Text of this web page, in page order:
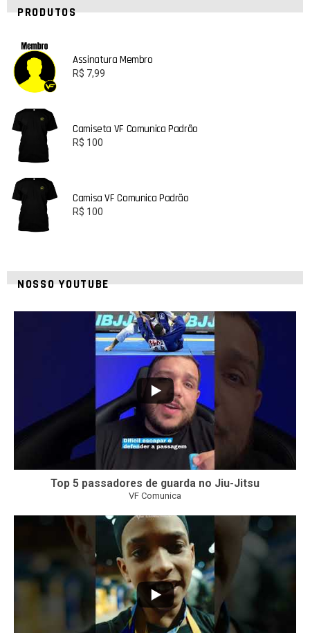
PRODUTOS
Assinatura Membro
R$ 7,99
Camiseta VF Comunica Padrão
R$ 100
Camisa VF Comunica Padrão
R$ 100
NOSSO YOUTUBE
Top 5 passadores de guarda no Jiu-Jitsu
VF Comunica